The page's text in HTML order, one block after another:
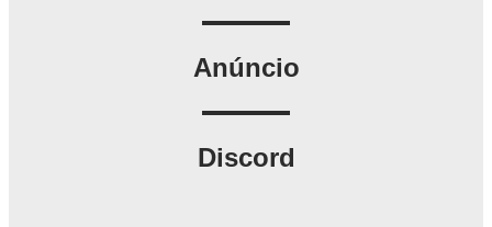
Anúncio
Discord